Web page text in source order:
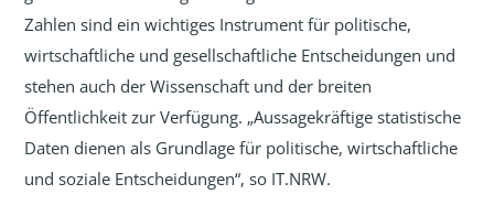
Zahlen sind ein wichtiges Instrument für politische,
wirtschaftliche und gesellschaftliche Entscheidungen und
stehen auch der Wissenschaft und der breiten
Öffentlichkeit zur Verfügung. „Aussagekräftige statistische
Daten dienen als Grundlage für politische, wirtschaftliche
und soziale Entscheidungen“, so IT.NRW.